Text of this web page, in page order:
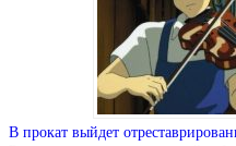
В прокат выйдет